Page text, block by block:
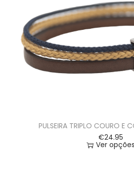
PULSEIRA TRIPLO COURO E
€24.95
Ver opções